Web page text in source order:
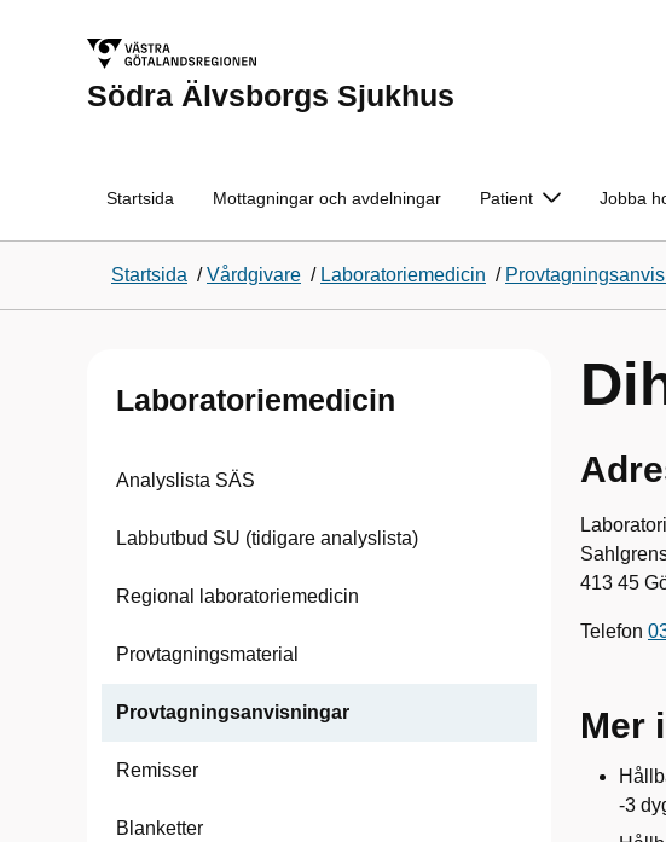
Södra Älvsborgs Sjukhus
Startsida Mottagningar och avdelningar Patient Jobba
Startsida /Vårdgivare / Laboratoriemedicin /
Laboratoriemedicin
Analyslista SÄS
Labbutbud SU (tidigare analyslista)
Regional laboratoriemedicin
Provtagningsmaterial
Provtagningsanvisningar
Remisser
Blanketter
413 45
Telefon
Mer
-3